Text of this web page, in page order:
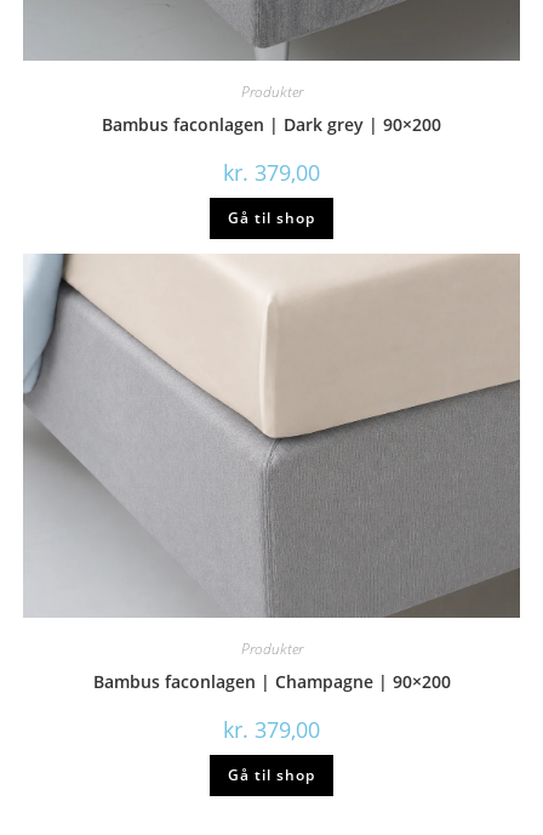
Produkter
Bambus faconlagen | Dark grey | 90×200
kr. 379,00
Gå til shop
Produkter
Bambus faconlagen | Champagne | 90×200
kr. 379,00
Gå til shop